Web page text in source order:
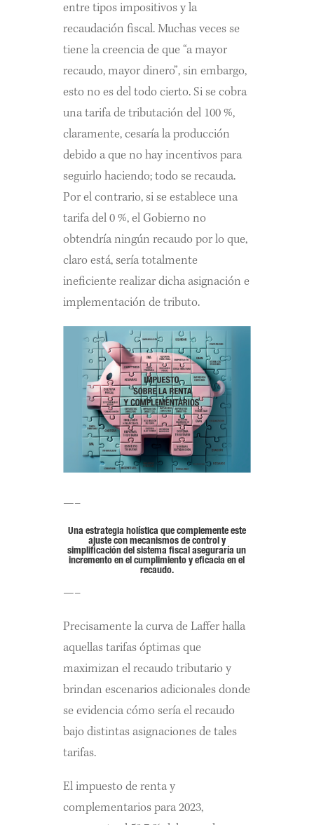
entre tipos impositivos y la
recaudación fiscal. Muchas veces se
tiene la creencia de que “a mayor
recaudo, mayor dinero”, sin embargo,
esto no es del todo cierto. Si se cobra
una tarifa de tributación del 100 %,
claramente, cesaría la producción
debido a que no hay incentivos para
seguirlo haciendo; todo se recauda.
Por el contrario, si se establece una
tarifa del 0 %, el Gobierno no
obtendría ningún recaudo por lo que,
claro está, sería totalmente
ineficiente realizar dicha asignación e
implementación de tributo.
—–
Una estrategia holística que complemente este
ajuste con mecanismos de control y
simplificación del sistema fiscal aseguraría un
incremento en el cumplimiento y eficacia en el
recaudo.
—–
Precisamente la curva de Laffer halla
aquellas tarifas óptimas que
maximizan el recaudo tributario y
brindan escenarios adicionales donde
se evidencia cómo sería el recaudo
bajo distintas asignaciones de tales
tarifas.
El impuesto de renta y
complementarios para 2023,